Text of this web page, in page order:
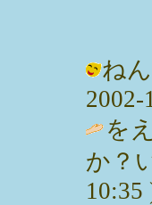
ね
2002-
を
か？
10:35